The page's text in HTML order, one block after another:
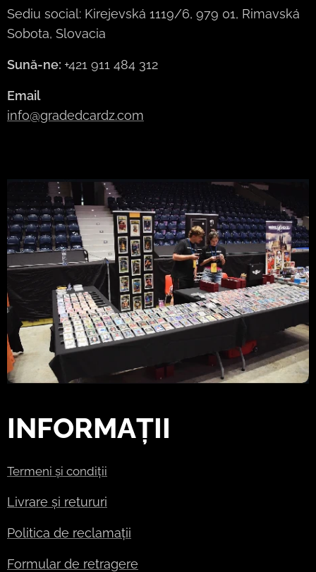
Sediu social: Kirejevská 1119/6, 979 01, Rimavská
Sobota, Slovacia
Sună-ne: +421 911 484 312
Email
info@gradedcardz.com
INFORMAȚII
Termeni și condiții
Livrare și retururi
Politica de reclamații
Formular de retragere